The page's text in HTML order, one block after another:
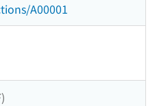
A00001